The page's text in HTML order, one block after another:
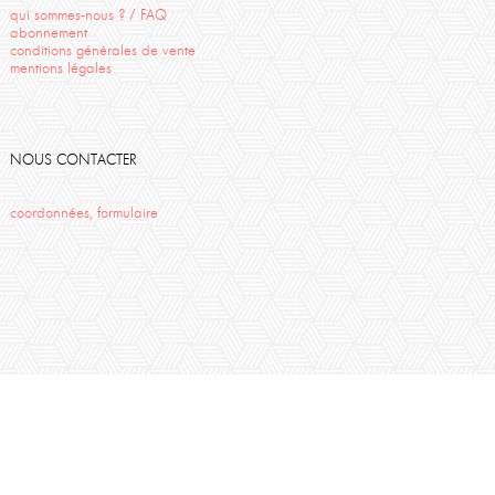
qui sommes-nous ? / FAQ
abonnement
conditions générales de vente
mentions légales
NOUS CONTACTER
coordonnées, formulaire